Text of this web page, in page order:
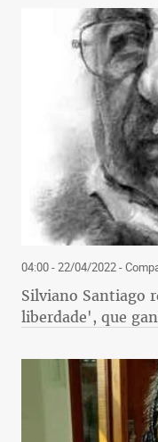
04:00 - 22/04/2022-
Silviano Santiago
liberdade', que